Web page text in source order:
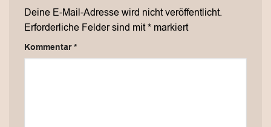
Deine E-Mail-Adresse wird nicht veröffentlicht.
Erforderliche Felder sind mit* markiert
Kommentar*